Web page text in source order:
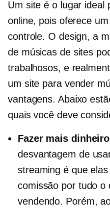
Um site é o lugar ideal
online, pois oferece
controle. O design, a
de músicas de sites
trabalhosos, e
um site para vender
vantagens. Abaixo
quais você deve
Fazer mais dinheiro
desvantagem de
streaming é que
comissão por tudo o
vendendo. Porém,